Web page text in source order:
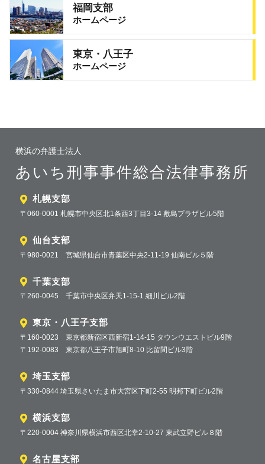
福岡支部
ホームページ
東京・八王子
ホームページ
横浜の弁護士法人
あいち刑事事件総合法律事務所
札幌支部
〒060-0001 札幌市中央区北1条西3丁目3-14 敷島プラザビル5階
仙台支部
〒980-0021 宮城県仙台市青葉区中央2-11-19 仙南ビル５階
千葉支部
〒260-0045 千葉市中央区弁天1-15-1 細川ビル2階
東京・八王子支部
〒160-0023 東京都新宿区西新宿1-14-15 タウンウエストビル9階
〒192-0083 東京都八王子市旭町8-10 比留間ビル3階
埼玉支部
〒330-0844 埼玉県さいたま市大宮区下町2-55 明邦下町ビル2階
横浜支部
〒220-0004 神奈川県横浜市西区北幸2-10-27 東武立野ビル８階
名古屋支部